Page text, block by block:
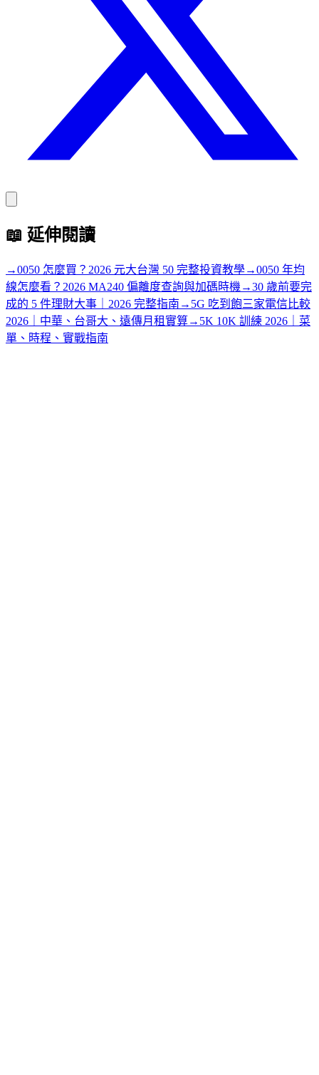
📖 延伸閱讀
→0050 怎麼買？2026 元大台灣 50 完整投資教學→0050 年均
線怎麼看？2026 MA240 偏離度查詢與加碼時機 →30 歲前要完
成的 5 件理財大事｜2026 完整指南 → 5G 吃到飽三家電信比較
2026｜中華、台哥大、遠傳月租實算→ 5K 10K 訓練 2026｜菜
單、時程、實戰指南